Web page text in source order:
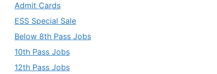
Admit Cards
ESS Special Sale
Below 8th Pass Jobs
10th Pass Jobs
12th Pass Jobs